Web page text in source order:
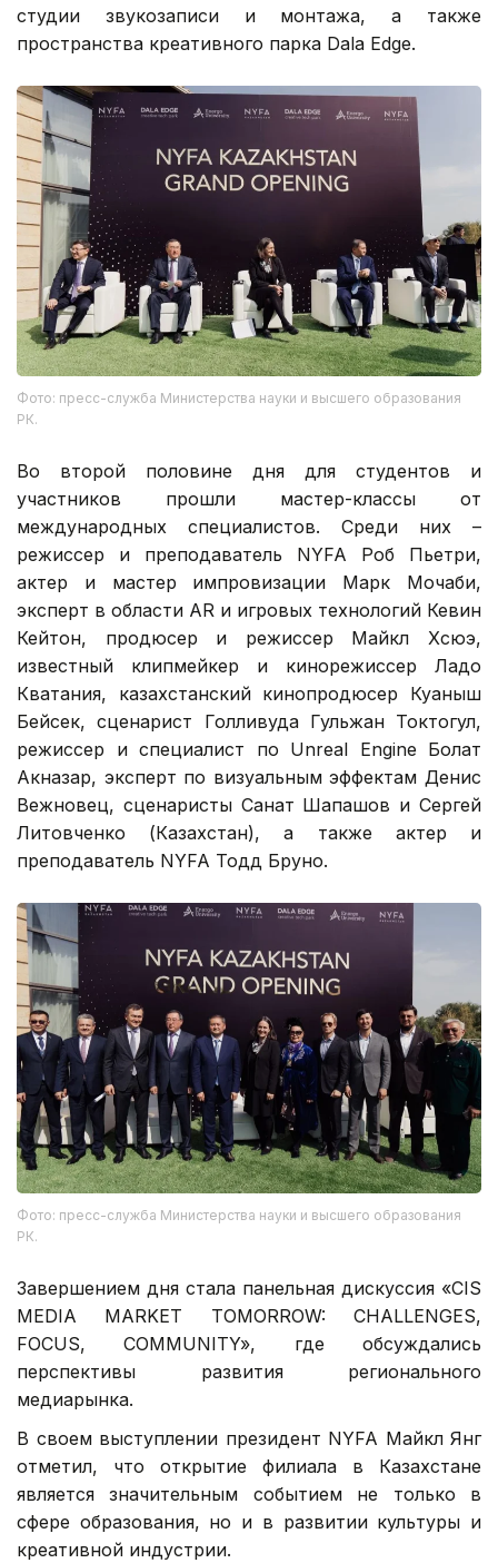
студии звукозаписи и монтажа, а также
пространства креативного парка Dala Edge.
Фото: пресс-служба Министерства науки и высшего образования
РК.
Во второй половине дня для студентов и
участников прошли мастер-классы от
международных специалистов. Среди них –
режиссер и преподаватель NYFA Роб Пьетри,
актер и мастер импровизации Марк Мочаби,
эксперт в области AR и игровых технологий Кевин
Кейтон, продюсер и режиссер Майкл Хсюэ,
известный клипмейкер и кинорежиссер Ладо
Кватания, казахстанский кинопродюсер Куаныш
Бейсек, сценарист Голливуда Гульжан Токтогул,
режиссер и специалист по Unreal Engine Болат
Акназар, эксперт по визуальным эффектам Денис
Вежновец, сценаристы Санат Шапашов и Сергей
Литовченко (Казахстан), а также актер и
преподаватель NYFA Тодд Бруно.
Фото: пресс-служба Министерства науки и высшего образования
РК.
Завершением дня стала панельная дискуссия «CIS
MEDIA MARKET TOMORROW: CHALLENGES,
FOCUS, COMMUNITY», где обсуждались
перспективы развития регионального
медиарынка.
В своем выступлении президент NYFA Майкл Янг
отметил, что открытие филиала в Казахстане
является значительным событием не только в
сфере образования, но и в развитии культуры и
креативной индустрии.